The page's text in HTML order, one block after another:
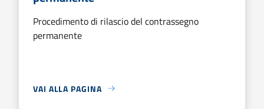
Procedimento di rilascio del contrassegno
permanente
VAI ALLA PAGINA